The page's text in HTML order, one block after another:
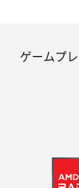
ゲームプ